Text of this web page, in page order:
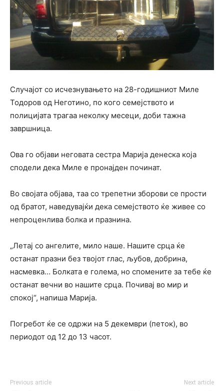
Случајот со исчезнувањето на 28-годишниот Миле
Тодоров од Неготино, по кого семејството и
полицијата трагаа неколку месеци, доби тажна
завршница.
Ова го објави неговата сестра Марија денеска која
сподели дека Миле е пронајден починат.
Во својата објава, таа со трепетни зборови се прости
од братот, наведувајќи дека семејството ќе живее со
непроценлива болка и празнина.
„Летај со ангелите, мило наше. Нашите срца ќе
останат празни без твојот глас, љубов, добрина,
насмевка… Болката е голема, но спомените за тебе ќе
останат вечни во нашите срца. Почивај во мир и
спокој“, напиша Марија.
Погребот ќе се одржи на 5 декември (петок), во
периодот од 12 до 13 часот.
Previous article Next article